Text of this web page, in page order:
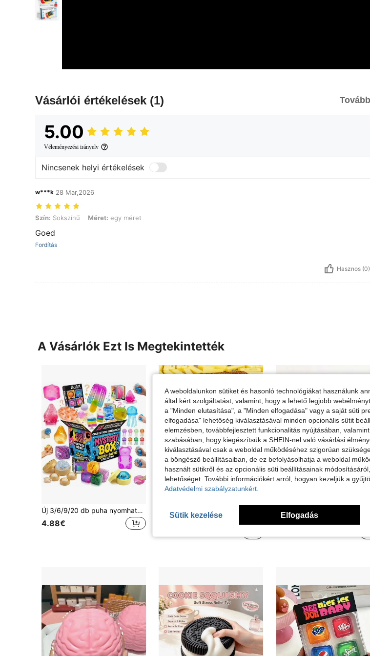
Vásárlói értékelések (1)
5.00
Véleményezési irányelv
Nincsenek helyi értékelések
w***k 28 Mar,2026
Szín: Sokszínű, Méret: egy méret
Szín: Sokszínű Méret: egy méret
Goed
Fordítás
Hasznos (0)
A Vásárlók Ezt Is Megtekintették
Új 3/6/9/20 db puha nyomható játék | titokcsomag | stresszoldó játékok tinédzsereknek, parti ajándéknak, szuper puha, 1000+ stílus véletlenszerűen küldve, visszajuggolódó | születésnapi ajándék | ajándó játékok | tartalmaz puha játékokat, véletlenszerű autómodelleket, véletlenszerű díszeket, több véletlenszerű meglepetést, kiváló ár-érték arány, ne maradj le
4.88€
20 maradt
8 maradt
A weboldalunkon sütiket és hasonló technológiákat használunk
által kért szolgáltatást, valamint, hogy a lehető legjobb
a "Minden elutasítása", a "Minden elfogadása" vagy a saját süti
elfogadása" lehetőség kiválasztásával minden opcionális sütit
elemzésben, továbbfejlesztett funkcionalitás nyújtásában,
szabásában, hogy kiegészítsük a SHEIN-nel való vásárlási
kiválasztásával csak a weboldal működéséhez szigorúan
a böngésző beállításaiban, de ez befolyásolhatja a weboldal
használt sütikről és az opcionális süti beállításainak
lehetőséget. További információkért arról, hogyan kezeljük a
Adatvédelmi szabályzatunkért.
Sütik kezelése Elfogadás